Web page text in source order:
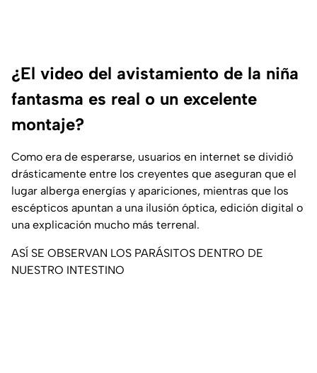
¿El video del avistamiento de la niña
fantasma es real o un excelente
montaje?
Como era de esperarse, usuarios en internet se dividió
drásticamente entre los creyentes que aseguran que el
lugar alberga energías y apariciones, mientras que los
escépticos apuntan a una ilusión óptica, edición digital o
una explicación mucho más terrenal.
ASÍ SE OBSERVAN LOS PARÁSITOS DENTRO DE
NUESTRO INTESTINO